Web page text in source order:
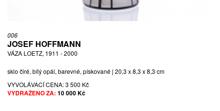
006
JOSEF HOFFMANN
VÁZA LOETZ, 1911 - 2000
sklo čiré, bílý opál, barevné, pískované | 20,3 x 8,3 x 8,3 cm
VYVOLÁVACÍ CENA:3 500 Kč
VYDRAŽENO ZA: 10 000 Kč